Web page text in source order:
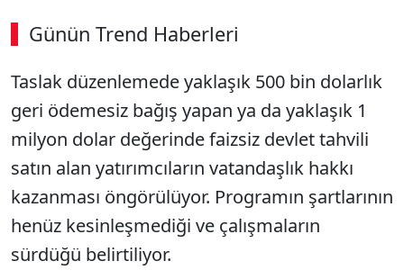
Günün Trend Haberleri
Taslak düzenlemede yaklaşık 500 bin dolarlık
geri ödemesiz bağış yapan ya da yaklaşık 1
milyon dolar değerinde faizsiz devlet tahvili
satın alan yatırımcıların vatandaşlık hakkı
kazanması öngörülüyor. Programın şartlarının
henüz kesinleşmediği ve çalışmaların
sürdüğü belirtiliyor.